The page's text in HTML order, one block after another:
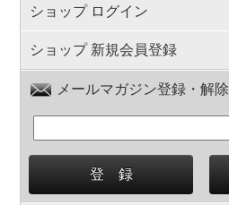
ショップ ログイン
ショップ 新規会員登録
メールマガジン登録・解除